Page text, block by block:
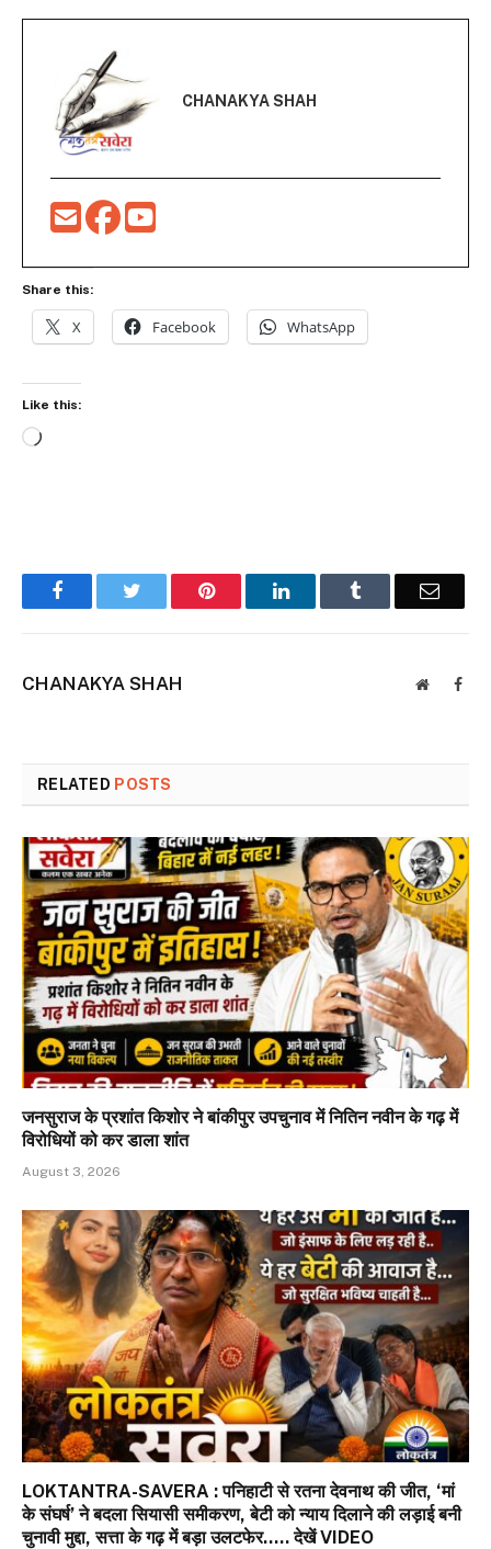
CHANAKYA SHAH
Share this:
X Facebook WhatsApp
Like this:
Loading…
FacebookTwitter Pinterest LinkedInTumblr Email
CHANAKYA SHAH Website
RELATED POSTS
जनसुराज के प्रशांत किशोर ने बांकीपुर उपचुनाव में नितिन नवीन के गढ़ में
विरोधियों को कर डाला शांत
August 3, 2026
LOKTANTRA-SAVERA : पनिहाटी से रतना देवनाथ की जीत, ‘मां
के संघर्ष’ ने बदला सियासी समीकरण, बेटी को न्याय दिलाने की लड़ाई बनी
चुनावी मुद्दा, सत्ता के गढ़ में बड़ा उलटफेर….. देखें VIDEO